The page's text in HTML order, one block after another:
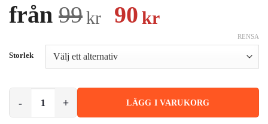
från 99kr
Det
ursprungliga
priset
var:
99kr.
90 krDet
priset
är:
90kr.
Storlek
RENSA
LÄGG I VARUKORG